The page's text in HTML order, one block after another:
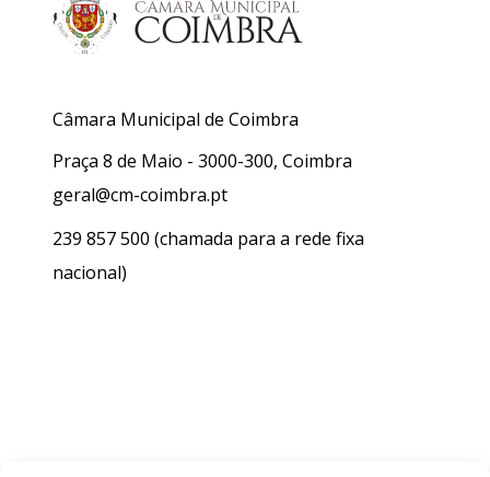
Câmara Municipal de Coimbra
Praça 8 de Maio - 3000-300, Coimbra
geral@cm-coimbra.pt
239 857 500 (chamada para a rede fixa
nacional)